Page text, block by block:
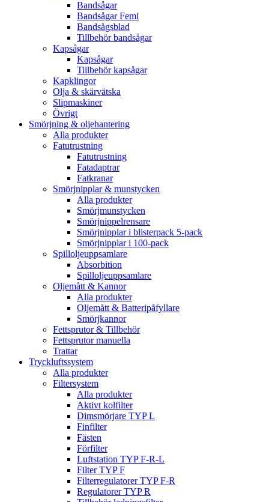
Bandsågar
Bandsågar Femi
Bandsågsblad
Tillbehör bandsågar
Kapsågar
Kapsågar
Tillbehör kapsågar
Kapklingor
Olja & skärvätska
Slipmaskiner
Övrigt
Smörjning & oljehantering
Alla produkter
Fatutrustning
Fatutrustning
Fatadaptrar
Fatkranar
Smörjnipplar & munstycken
Alla produkter
Smörjmunstycken
Smörjnippelrensare
Smörjnipplar i blisterpack 5-pack
Smörjnipplar i 100-pack
Spilloljeuppsamlare
Absorbition
Spilloljeuppsamlare
Oljemått & Kannor
Alla produkter
Oljemått & Batteripåfyllare
Smörjkannor
Fettsprutor & Tillbehör
Fettsprutor manuella
Trattar
Tryckluftssystem
Alla produkter
Filtersystem
Alla produkter
Aktivt kolfilter
Dimsmörjare TYP L
Finfilter
Fästen
Förfilter
Luftstation TYP F-R-L
Filter TYP F
Filterregulatorer TYP F-R
Regulatorer TYP R